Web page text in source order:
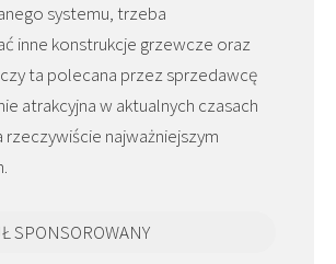
systemu, trzeba
inne konstrukcje grzewcze oraz
ta polecana przez sprzedawcę
atrakcyjna w aktualnych czasach
rzeczywiście najważniejszym
SPONSOROWANY